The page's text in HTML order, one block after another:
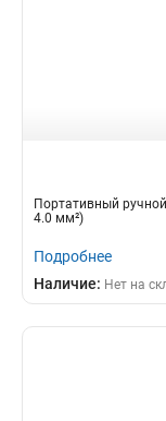
Портативный
4.0 мм²)
Подробнее
Наличие: Нет на